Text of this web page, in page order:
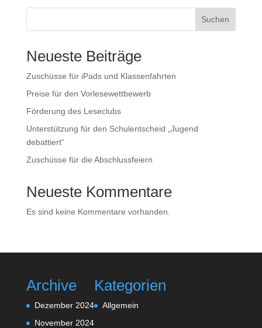
Suchen
Neueste Beiträge
Zuschüsse für iPads und Klassenfahrten
Preise für den Vorlesewettbewerb
Förderung des Leseclubs
Unterstützung für den Schulentscheid „Jugend
debattiert“
Zuschüsse für die Abschlussfeiern
Neueste Kommentare
Es sind keine Kommentare vorhanden.
Archive
Dezember 2024
November 2024
Kategorien
Allgemein